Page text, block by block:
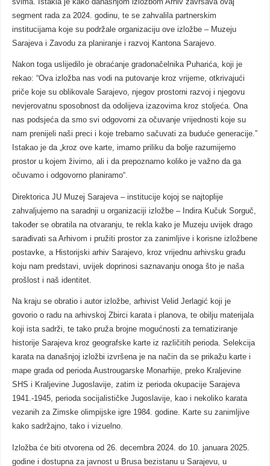
segment rada za 2024. godinu, te se zahvalila partnerskim
institucijama koje su podržale organizaciju ove izložbe – Muzeju
Sarajeva i Zavodu za planiranje i razvoj Kantona Sarajevo.
Nakon toga uslijedilo je obraćanje gradonačelnika Puharića, koji je
rekao: “Ova izložba nas vodi na putovanje kroz vrijeme, otkrivajući
priče koje su oblikovale Sarajevo, njegov prostorni razvoj i njegovu
nevjerovatnu sposobnost da odolijeva izazovima kroz stoljeća. Ona
nas podsjeća da smo svi odgovorni za očuvanje vrijednosti koje su
nam prenijeli naši preci i koje trebamo sačuvati za buduće generacije.”
Istakao je da „kroz ove karte, imamo priliku da bolje razumijemo
prostor u kojem živimo, ali i da prepoznamo koliko je važno da ga
očuvamo i odgovorno planiramo“.
Direktorica JU Muzej Sarajeva – institucije kojoj se najtoplije
zahvaljujemo na saradnji u organizaciji izložbe – Indira Kučuk Sorguč,
također se obratila na otvaranju, te rekla kako je Muzeju uvijek drago
sarađivati sa Arhivom i pružiti prostor za zanimljive i korisne izložbene
postavke, a Historijski arhiv Sarajevo, kroz vrijednu arhivsku građu
koju nam predstavi, uvijek doprinosi saznavanju onoga što je naša
prošlost i naš identitet.
Na kraju se obratio i autor izložbe, arhivist Velid Jerlagić koji je
govorio o radu na arhivskoj Zbirci karata i planova, te obilju materijala
koji ista sadrži, te tako pruža brojne mogućnosti za tematiziranje
historije Sarajeva kroz geografske karte iz različitih perioda. Selekcija
karata na današnjoj izložbi izvršena je na način da se prikažu karte i
mape grada od perioda Austrougarske Monarhije, preko Kraljevine
SHS i Kraljevine Jugoslavije, zatim iz perioda okupacije Sarajeva
1941.-1945, perioda socijalističke Jugoslavije, kao i nekoliko karata
vezanih za Zimske olimpijske igre 1984. godine. Karte su zanimljive
kako sadržajno, tako i vizuelno.
Izložba će biti otvorena od 26. decembra 2024. do 10. januara 2025.
godine i dostupna za javnost u Brusa bezistanu u Sarajevu, u